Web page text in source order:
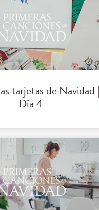
tarjetas de Navidad |
Día 4